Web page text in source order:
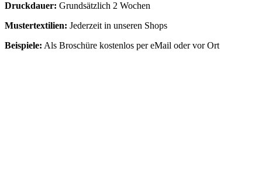
Druckdauer: Grundsätzlich 2 Wochen
Mustertextilien: Jederzeit in unseren Shops
Beispiele: Als Broschüre kostenlos per eMail oder vor Ort